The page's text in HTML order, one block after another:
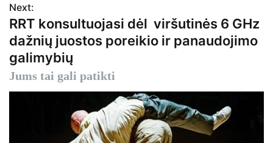
i
g
a
c
Next:
RRT konsultuojasi dėl viršutinės 6 GHz
dažnių juostos poreikio ir panaudojimo
galimybių
Jums tai gali patikti